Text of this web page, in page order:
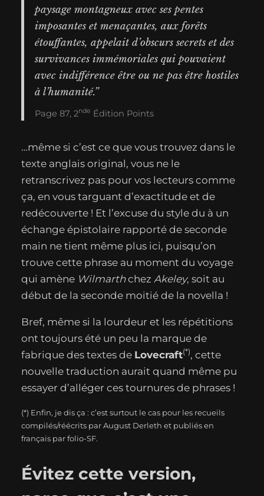
paysage montagneux avec ses pentes
imposantes et menaçantes, aux forêts
étouffantes, appelait d’obscurs secrets et des
survivances immémoriales qui pouvaient
avec indifférence être ou ne pas être hostiles
à l’humanité.”
Page 87, 2Nde Édition Points
…même si c’est ce que vous trouvez dans le
texte anglais original, vous ne le
retranscrivez pas pour vos lecteurs comme
ça, en vous targuant d’exactitude et de
redécouverte ! Et l’excuse du style du à un
échange épistolaire rapporté de seconde
main ne tient même plus ici, puisqu’on
trouve cette phrase au moment du voyage
qui amène Wilmarthchez Akeley, soit au
début de la seconde moitié de la novella !
Bref, même si la lourdeur et les répétitions
ont toujours été un peu la marque de
fabrique des textes de Lovecraft(*), cette
nouvelle traduction aurait quand même pu
essayer d’alléger ces tournures de phrases !
(*) Enfin, je dis ça : c’est surtout le cas pour les recueils
compilés/réécrits par August Derleth et publiés en
français par folio-SF.
Évitez cette version,